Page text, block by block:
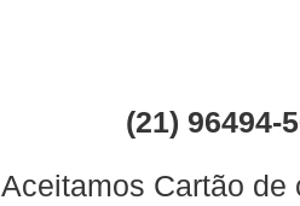
(21) 96494-
Aceitamos Cartão de